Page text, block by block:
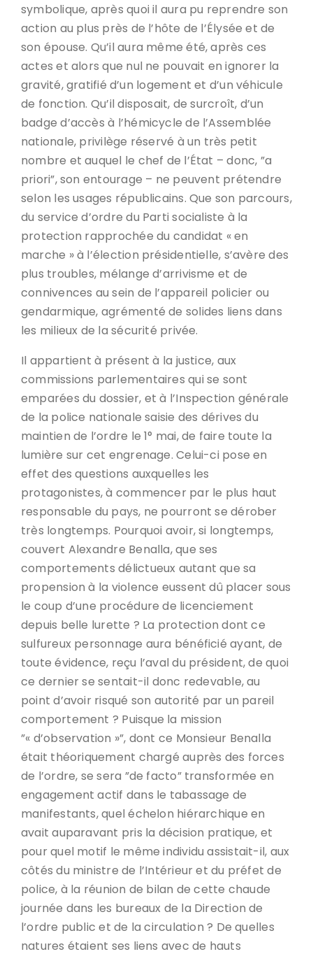
symbolique, après quoi il aura pu reprendre son
action au plus près de l’hôte de l’Élysée et de
son épouse. Qu’il aura même été, après ces
actes et alors que nul ne pouvait en ignorer la
gravité, gratifié d’un logement et d’un véhicule
de fonction. Qu’il disposait, de surcroît, d’un
badge d’accès à l’hémicycle de l’Assemblée
nationale, privilège réservé à un très petit
nombre et auquel le chef de l’État – donc, ”a
priori”, son entourage – ne peuvent prétendre
selon les usages républicains. Que son parcours,
du service d’ordre du Parti socialiste à la
protection rapprochée du candidat « en
marche » à l’élection présidentielle, s’avère des
plus troubles, mélange d’arrivisme et de
connivences au sein de l’appareil policier ou
gendarmique, agrémenté de solides liens dans
les milieux de la sécurité privée.
Il appartient à présent à la justice, aux
commissions parlementaires qui se sont
emparées du dossier, et à l’Inspection générale
de la police nationale saisie des dérives du
maintien de l’ordre le 1° mai, de faire toute la
lumière sur cet engrenage. Celui-ci pose en
effet des questions auxquelles les
protagonistes, à commencer par le plus haut
responsable du pays, ne pourront se dérober
très longtemps. Pourquoi avoir, si longtemps,
couvert Alexandre Benalla, que ses
comportements délictueux autant que sa
propension à la violence eussent dû placer sous
le coup d’une procédure de licenciement
depuis belle lurette ? La protection dont ce
sulfureux personnage aura bénéficié ayant, de
toute évidence, reçu l’aval du président, de quoi
ce dernier se sentait-il donc redevable, au
point d’avoir risqué son autorité par un pareil
comportement ? Puisque la mission
”« d’observation »”, dont ce Monsieur Benalla
était théoriquement chargé auprès des forces
de l’ordre, se sera ”de facto” transformée en
engagement actif dans le tabassage de
manifestants, quel échelon hiérarchique en
avait auparavant pris la décision pratique, et
pour quel motif le même individu assistait-il, aux
côtés du ministre de l’Intérieur et du préfet de
police, à la réunion de bilan de cette chaude
journée dans les bureaux de la Direction de
l’ordre public et de la circulation ? De quelles
natures étaient ses liens avec de hauts